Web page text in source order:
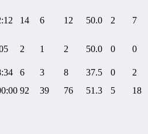
14 6 12 50.0 2 7
2 1 2 50.0 0 0
6 3 8 37.5 0
2
92 39 76 51.3 5
18